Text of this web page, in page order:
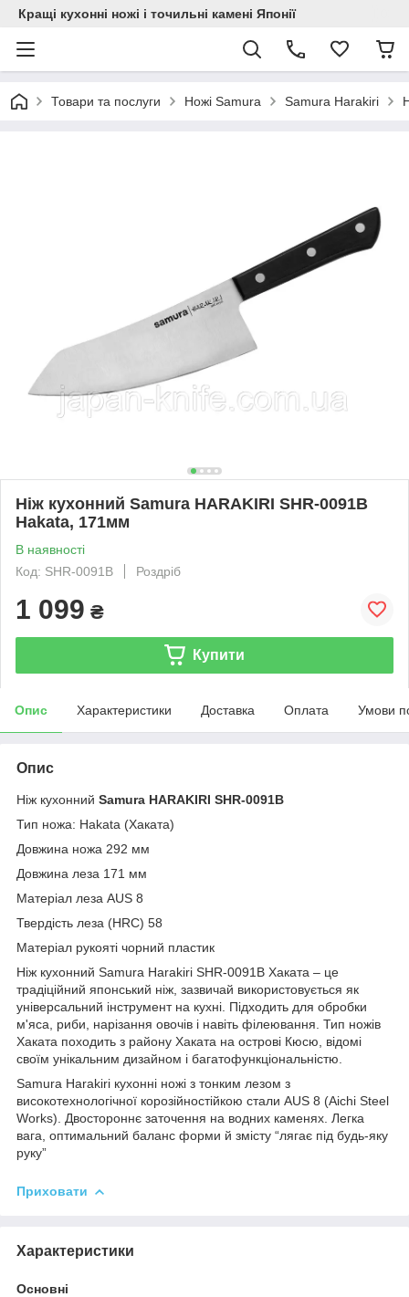
Кращі кухонні ножі і точильні камені Японії
Товари та послуги Ножі Samura Samura Harakiri
Ніж кухонний Samura HARAKIRI SHR-0091B
Hakata, 171мм
В наявності
Код: SHR-0091B
Роздріб
1 099 ₴
Купити
Опис Характеристики Доставка Оплата Умови
Опис
Ніж кухонний Samura HARAKIRI SHR-0091B
Тип ножа: Hakata (Хаката)
Довжина ножа 292 мм
Довжина леза 171 мм
Матеріал леза AUS 8
Твердість леза (HRC) 58
Матеріал рукояті чорний пластик
Ніж кухонний Samura Harakiri SHR-0091B Хаката – це
традіційний японський ніж, зазвичай використовується як
універсальний інструмент на кухні. Підходить для обробки
м'яса, риби, нарізання овочів і навіть філеювання. Тип ножів
Хаката походить з району Хаката на острові Кюсю, відомі
своїм унікальним дизайном і багатофункціональністю.
Samura Harakiri кухонні ножі з тонким лезом з
високотехнологічної корозійностійкою стали AUS 8 (Aichi Steel
Works). Двостороннє заточення на водних каменях. Легка
вага, оптимальний баланс форми й змісту “лягає під будь-яку
руку”
Приховати
Характеристики
Основні